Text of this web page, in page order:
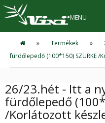
MENU
» Termékek »
fürdőlepedő (100*150) SZÜRKE /
26/23.hét - Itt a
fürdőlepedő
/Korlátozott